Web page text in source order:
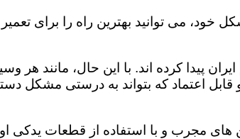
می توانید بهترین راه را برای
پیدا کرده اند. با این حال، مانند هر
اعتماد که بتواند به درستی مشکل
مجرب و با استفاده از قطعات یدکی